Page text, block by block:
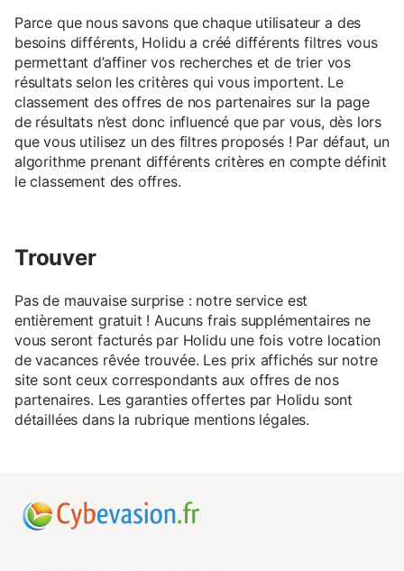
Parce que nous savons que chaque utilisateur a des
besoins différents, Holidu a créé différents filtres vous
permettant d’affiner vos recherches et de trier vos
résultats selon les critères qui vous importent. Le
classement des offres de nos partenaires sur la page
de résultats n’est donc influencé que par vous, dès lors
que vous utilisez un des filtres proposés ! Par défaut, un
algorithme prenant différents critères en compte définit
le classement des offres.
Trouver
Pas de mauvaise surprise : notre service est
entièrement gratuit ! Aucuns frais supplémentaires ne
vous seront facturés par Holidu une fois votre location
de vacances rêvée trouvée. Les prix affichés sur notre
site sont ceux correspondants aux offres de nos
partenaires. Les garanties offertes par Holidu sont
détaillées dans la rubrique mentions légales.